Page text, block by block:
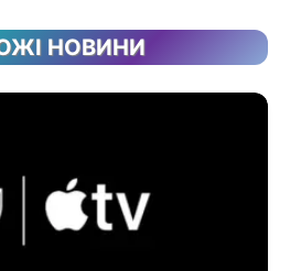
НОВИНИ